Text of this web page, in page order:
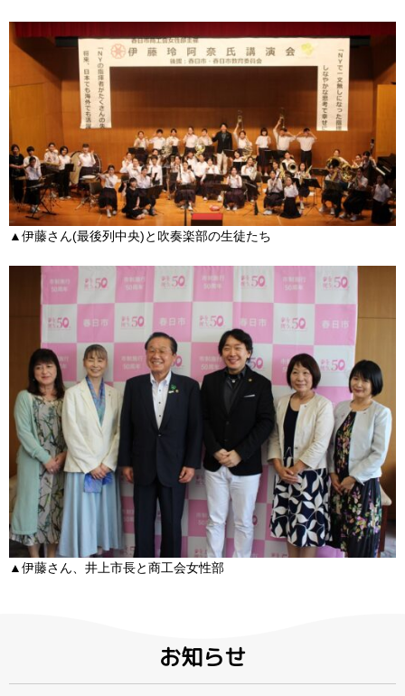
▲伊藤さん(最後列中央)と吹奏楽部の生徒たち
▲伊藤さん、井上市長と商工会女性部
お知らせ